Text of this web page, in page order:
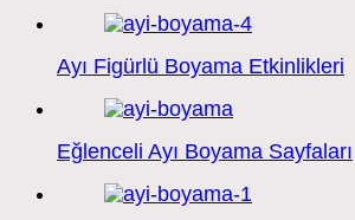
Ayı Figürlü Boyama Etkinlikleri
Eğlenceli Ayı Boyama Sayfaları